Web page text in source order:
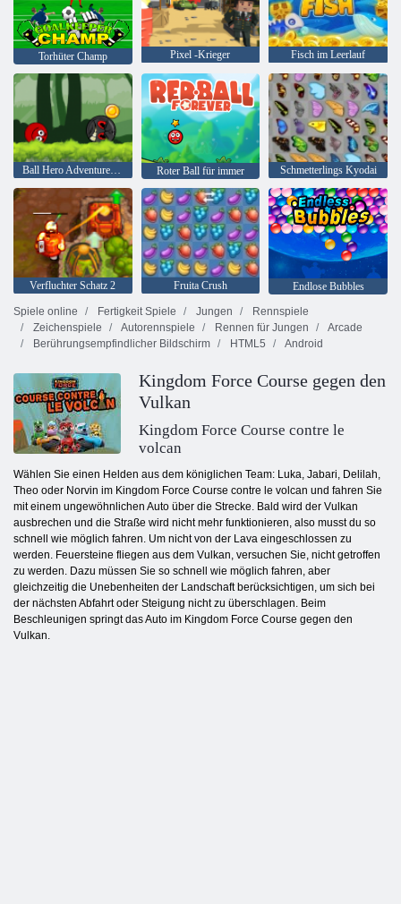
Torhüter Champ Pixel -Krieger Fisch im Leerlauf
Ball Hero Adventure: Roter Schlagball Roter Ball für immer Schmetterlings Kyodai
Verfluchter Schatz 2 Fruita Crush
Endlose Bubbles
Spiele online
Fertigkeit Spiele Jungen
Rennspiele
Zeichenspiele
Autorennspiele Rennen für Jungen
Arcade
Berührungsempfindlicher Bildschirm
HTML5 Android
Kingdom Force Course gegen den
Vulkan
Kingdom Force Course contre le
volcan
Wählen Sie einen Helden aus dem königlichen Team: Luka, Jabari, Delilah,
Theo oder Norvin im Kingdom Force Course contre le volcan und fahren Sie
mit einem ungewöhnlichen Auto über die Strecke. Bald wird der Vulkan
ausbrechen und die Straße wird nicht mehr funktionieren, also musst du so
schnell wie möglich fahren. Um nicht von der Lava eingeschlossen zu
werden. Feuersteine fliegen aus dem Vulkan, versuchen Sie, nicht getroffen
zu werden. Dazu müssen Sie so schnell wie möglich fahren, aber
gleichzeitig die Unebenheiten der Landschaft berücksichtigen, um sich bei
der nächsten Abfahrt oder Steigung nicht zu überschlagen. Beim
Beschleunigen springt das Auto im Kingdom Force Course gegen den
Vulkan.